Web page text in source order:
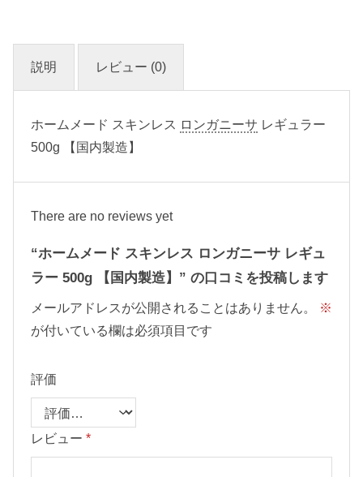
説明 レビュー (0)
ホームメード スキンレス ロンガニーサ レギュラー
500g 【国内製造】
There are no reviews yet
“ホームメード スキンレス ロンガニーサ レギュ
ラー 500g 【国内製造】” の口コミを投稿します
メールアドレスが公開されることはありません。
※
が付いている欄は必須項目です
評価
レビュー *